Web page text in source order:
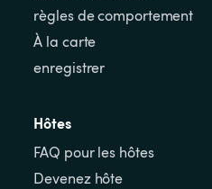
règles de comportement
À la carte
enregistrer
Hôtes
FAQ pour les hôtes
Devenez hôte